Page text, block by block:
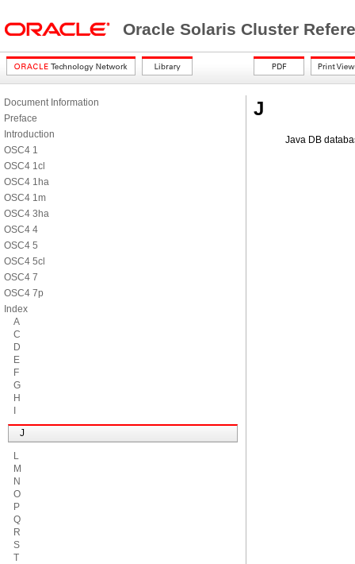
Oracle Solaris Cluster
Document Information
Preface
Introduction
OSC4 1
OSC4 1cl
OSC4 1ha
OSC4 1m
OSC4 3ha
OSC4 4
OSC4 5
OSC4 5cl
OSC4 7
OSC4 7p
Index
A
C
D
E
F
G
H
J
L
M
N
O
P
Q
R
S
T
J
Java DB